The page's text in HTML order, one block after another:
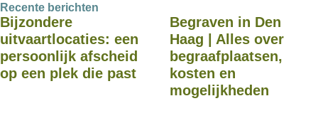
Recente berichten
Bijzondere
uitvaartlocaties: een
persoonlijk afscheid
op een plek die past
Begraven in Den
Haag | Alles over
begraafplaatsen,
kosten en
mogelijkheden